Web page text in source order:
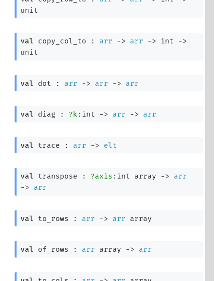
unit
val copy_col_to : arr -> arr -> int ->
unit
val dot : arr -> arr -> arr
val diag : ?k:int -> arr -> arr
val trace : arr -> elt
val transpose : ?axis : int array ->
arr
->
arr
val to_rows : arr -> arr array
val of_rows : arr array -> arr